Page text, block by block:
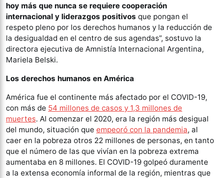
hoy más que nunca se requiere cooperación
internacional y liderazgos positivos que pongan el
respeto pleno por los derechos humanos y la reducción de
la desigualdad en el centro de sus agendas”, sostuvo la
directora ejecutiva de Amnistía Internacional Argentina,
Mariela Belski.
Los derechos humanos en América
América fue el continente más afectado por el COVID-19,
con más de 54 millones de casos y 1,3 millones de
muertes. Al comenzar el 2020, era la región más desigual
del mundo, situación que empeoró con la pandemia, al
caer en la pobreza otros 22 millones de personas, en tanto
que el número de las que vivían en la pobreza extrema
aumentaba en 8 millones. El COVID-19 golpeó duramente
a la extensa economía informal de la región, mientras que